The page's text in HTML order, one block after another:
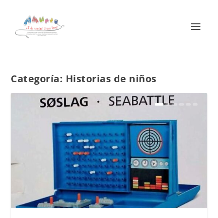
Categoría: Historias de niños